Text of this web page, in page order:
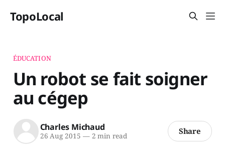
TopoLocal
ÉDUCATION
Un robot se fait soigner
au cégep
Charles Michaud
26 Aug 2015 —2 min read Share